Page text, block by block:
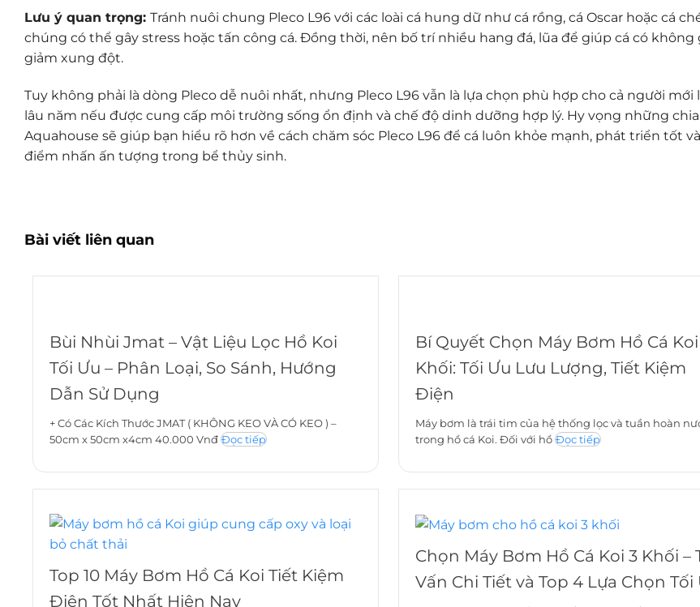
Lưu ý quan trọng: Tránh nuôi chung Pleco L96 với các loài cá hung dữ như cá rồng, cá Oscar hoặc cá
chúng có thể gây stress hoặc tấn công cá. Đồng thời, nên bố trí nhiều hang đá, lũa để giúp cá có không
giảm xung đột.
Tuy không phải là dòng Pleco dễ nuôi nhất, nhưng Pleco L96 vẫn là lựa chọn phù hợp cho cả người mới
lâu năm nếu được cung cấp môi trường sống ổn định và chế độ dinh dưỡng hợp lý. Hy vọng những
Aquahouse sẽ giúp bạn hiểu rõ hơn về cách chăm sóc Pleco L96 để cá luôn khỏe mạnh, phát triển tốt
điểm nhấn ấn tượng trong bể thủy sinh.
Bài viết liên quan
Bùi Nhùi Jmat – Vật Liệu Lọc Hồ Koi
Tối Ưu – Phân Loại, So Sánh, Hướng
Dẫn Sử Dụng
+ Có Các Kích Thước JMAT ( KHÔNG KEO VÀ CÓ KEO ) –
50cm x 50cm x4cm 40.000 Vnđ Đọc tiếp
Bí Quyết Chọn Máy Bơm Hồ Cá Koi
Khối: Tối Ưu Lưu Lượng, Tiết Kiệm
Điện
Máy bơm là trái tim của hệ thống lọc và tuần hoàn
trong hồ cá Koi. Đối với hồ Đọc tiếp
Top 10 Máy Bơm Hồ Cá Koi Tiết Kiệm
Điện Tốt Nhất Hiện Nay
Chọn Máy Bơm Hồ Cá Koi 3 Khối –
Vấn Chi Tiết và Top 4 Lựa Chọn Tối